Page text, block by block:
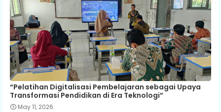
“Pelatihan Digitalisasi Pembelajaran sebagai Upaya
Transformasi Pendidikan di Era Teknologi”
May 11, 2026